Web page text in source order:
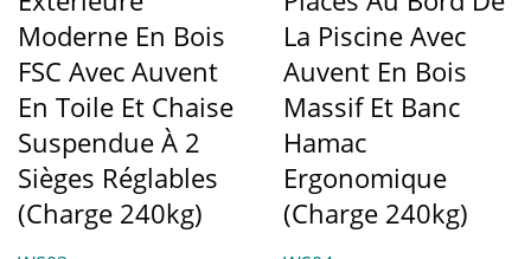
Moderne En Bois
FSC Avec Auvent
En Toile Et Chaise
Suspendue À 2
Sièges Réglables
(Charge 240kg)
La Piscine Avec
Auvent En Bois
Massif Et Banc
Hamac
Ergonomique
(Charge 240kg)